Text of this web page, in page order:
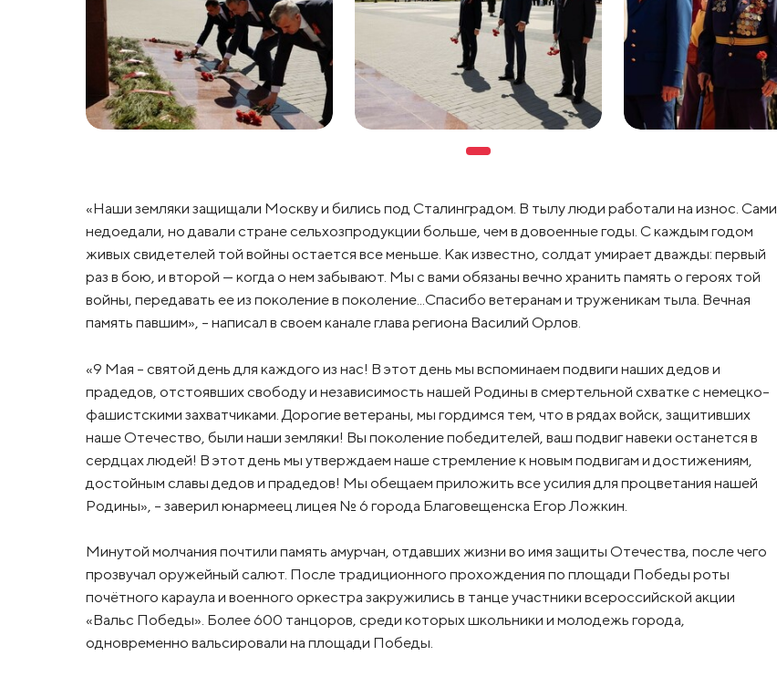
«Наши земляки защищали Москву и бились под Сталинградом. В тылу люди работали на износ. Сами
недоедали, но давали стране сельхозпродукции больше, чем в довоенные годы. С каждым годом
живых свидетелей той войны остается все меньше. Как известно, солдат умирает дважды: первый
раз в бою, и второй — когда о нем забывают. Мы с вами обязаны вечно хранить память о героях той
войны, передавать ее из поколение в поколение...Спасибо ветеранам и труженикам тыла. Вечная
память павшим», - написал в своем канале глава региона Василий Орлов.
«9 Мая – святой день для каждого из нас! В этот день мы вспоминаем подвиги наших дедов и
прадедов, отстоявших свободу и независимость нашей Родины в смертельной схватке с немецко-
фашистскими захватчиками. Дорогие ветераны, мы гордимся тем, что в рядах войск, защитивших
наше Отечество, были наши земляки! Вы поколение победителей, ваш подвиг навеки останется в
сердцах людей! В этот день мы утверждаем наше стремление к новым подвигам и достижениям,
достойным славы дедов и прадедов! Мы обещаем приложить все усилия для процветания нашей
Родины», - заверил юнармеец лицея № 6 города Благовещенска Егор Ложкин.
Минутой молчания почтили память амурчан, отдавших жизни во имя защиты Отечества, после чего
прозвучал оружейный салют. После традиционного прохождения по площади Победы роты
почётного караула и военного оркестра закружились в танце участники всероссийской акции
«Вальс Победы». Более 600 танцоров, среди которых школьники и молодежь города,
одновременно вальсировали на площади Победы.